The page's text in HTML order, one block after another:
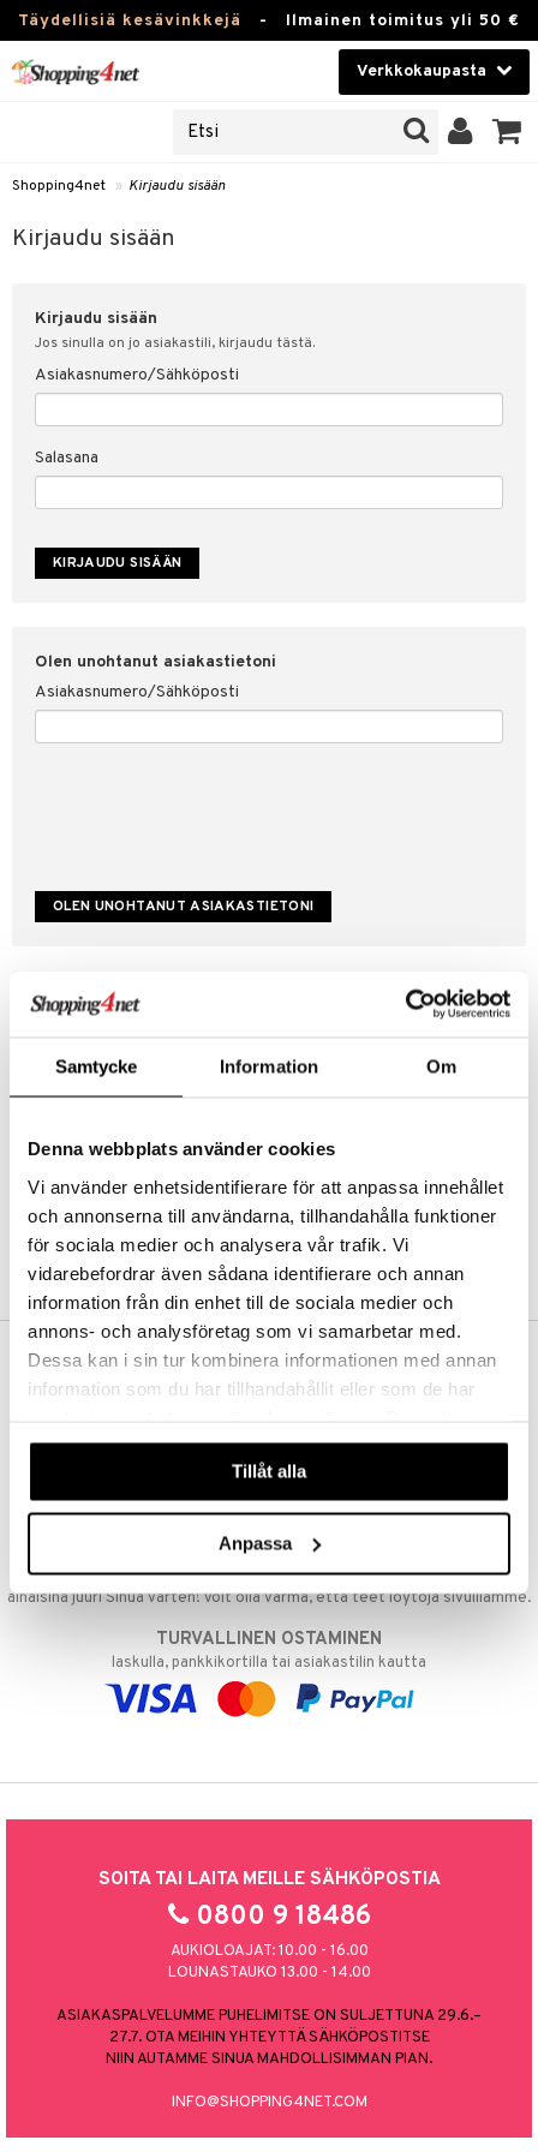
Samtycke Information Om
Denna webbplats använder cookies
Vi använder enhetsidentifierare för att anpassa innehållet
och annonserna till användarna, tillhandahålla funktioner
för sociala medier och analysera vår trafik. Vi
vidarebefordrar även sådana identifierare och annan
information från din enhet till de sociala medier och
annons- och analysföretag som vi samarbetar med.
Dessa kan i sin tur kombinera informationen med annan
information som du har tillhandahållit eller som de har
våra cookies vid fortsatt användande av vår webbplats.
Tillåt alla
Anpassa
Täydellisiä kesävinkkejä - Ilmainen toimitus yli 50 €
Verkkokaupasta
Piilolinssit
Luontaistuotteet
Fitness
Koti & Sisustus
Lelut, Lapsi & Vauva
Tuotemerkkejä
Shopping4net » Kirjaudu sisään
Kirjaudu sisään
Kirjaudu sisään
Jos sinulla on jo asiakastili, kirjaudu tästä.
Asiakasnumero/Sähköposti
Salasana
Olen unohtanut asiakastietoni
Asiakasnumero/Sähköposti
Luo uusi asiakas
Tilauksen tila & historiikki
Kestotilaus
Arvostele tuotteita
Toivelistat
LUO ASIAKAS
sisään
& vastauksia
myyntiehdot
suojaus
ILMAINEN TOIMITUS YLI 50 €
NOPEAT TOIMITUKSET
päivänä
EDULLISET HINNAT
Ostamalla suuria eriä tuotteita varastoomme voimme pitää hinnat
alhaisina juuri Sinua varten! Voit olla varma, että teet löytöjä sivuillamme.
TURVALLINEN OSTAMINEN
laskulla, pankkikortilla tai asiakastilin kautta
SOITA TAI LAITA MEILLE SÄHKÖPOSTIA
0800 9 18486
AUKIOLOAJAT: 10.00 - 16.00
LOUNASTAUKO 13.00 - 14.00
ASIAKASPALVELUMME PUHELIMITSE ON SULJETTUNA 29.6.–
27.7. OTA MEIHIN YHTEYTTÄ SÄHKÖPOSTITSE
NIIN AUTAMME SINUA MAHDOLLISIMMAN PIAN.
INFO@SHOPPING4NET.COM